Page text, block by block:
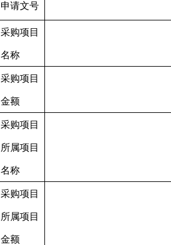
申请文号
采购项目
名称
采购项目
金额
采购项目
所属项目
名称
采购项目
所属项目
金额